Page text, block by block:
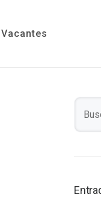
Vacantes